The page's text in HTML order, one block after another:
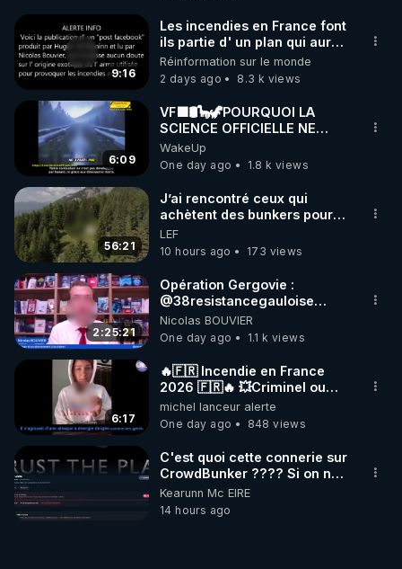
9:16
Les incendies en France font
ils partie d' un plan qui aurait
débuté le 11 septembre 2001
?
Réinformation sur le monde
2 days ago
8.3 k views
6:09
VF🟩🛢🦕🦖POURQUOI LA
SCIENCE OFFICIELLE NE
CONNAÎT-ELLE PAS LA VRAIE
ORIGINE DU PÉTROL -
Jocelyne Tr
WakeUp
One day ago
1.8 k views
56:21
J’ai rencontré ceux qui
achètent des bunkers pour
survivre à la fin du monde
LEF
10 hours ago
173 views
2:25:21
Opération Gergovie :
‪@38resistancegauloise‬
‪@MarionSigautOfficiel‬
‪@gladysriifard5710‬ Laëtitia
Nicolas BOUVIER
One day ago
1.1 k views
6:17
🔥🇫🇷 Incendie en France
2026 🇫🇷🔥 💥Criminel ou
coincidence naturelle?💥
@NostraDamoucho
michel lanceur alerte
One day ago
848 views
C'est quoi cette connerie sur
CrowdBunker ???? Si on ne
peut plus publier, c'est un
peu de la censure. Ne payez
pas les boucliers pour voir
Kearunn Mc EIRE
14 hours ago